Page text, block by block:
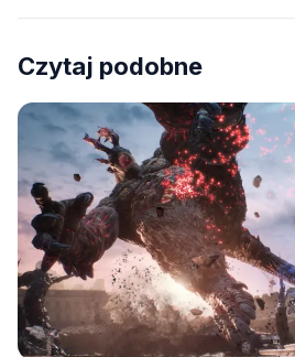
Czytaj podobne